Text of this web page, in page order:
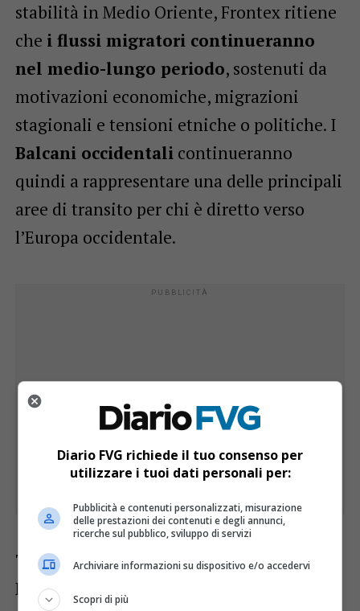
stabilità in Medio Oriente, Frontex ritiene
che i flussi migratori continueranno
nel medio-lungo periodo, sostenuti da
motivazioni economiche, migrazioni
stagionali e tensioni etniche o politiche. I
Balcani occidentalicontinueranno
quindi a rappresentare una delle principali
aree di transito per chi è diretto verso
l’Europa occidentale.
Tra le nazionalità più presenti lungo la
Rotta figurano cittadini provenienti dalla
Diario FVG richiede il tuo consenso per
utilizzare i tuoi dati personali per:
Pubblicità e contenuti personalizzati, misurazione
delle prestazioni dei contenuti e degli annunci,
ricerche sul pubblico, sviluppo di servizi
Archiviare informazioni su dispositivo e/o accedervi
Scopri di più